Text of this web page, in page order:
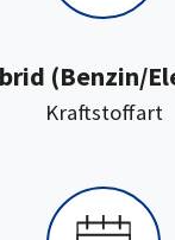
Kraftstoffart:
(Benzin/